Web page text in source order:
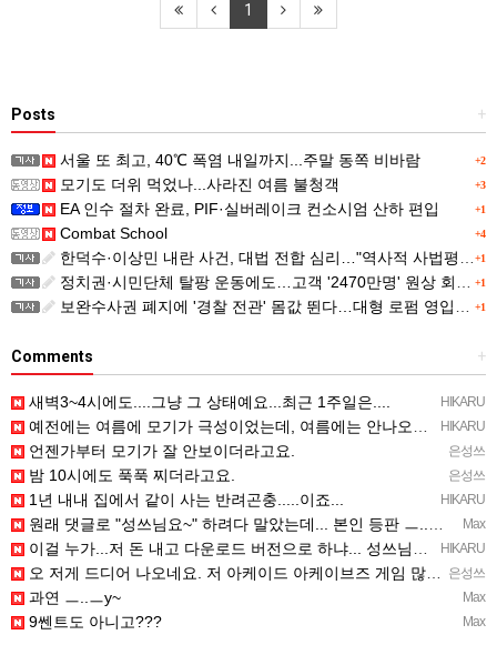
1
+
Posts
+2
서울 또 최고, 40℃ 폭염 내일까지...주말 동쪽 비바람
+3
모기도 더위 먹었나...사라진 여름 불청객
+1
EA 인수 절차 완료, PIF·실버레이크 컨소시엄 산하 편입
+4
Combat School
+1
한덕수·이상민 내란 사건, 대법 전합 심리…"역사적 사법평가"(종합)
+1
정치권·시민단체 탈팡 운동에도…고객 '2470만명' 원상 회복, "고물가에 돌팡"
+1
보완수사권 폐지에 '경찰 전관' 몸값 뛴다…대형 로펌 영입전쟁
+
Comments
HIKARU
새벽3~4시에도....그냥 그 상태예요...최근 1주일은....
HIKARU
예전에는 여름에 모기가 극성이었는데, 여름에는 안나오는 것 같은.....ㅎ ㅎ)
은성쓰
언젠가부터 모기가 잘 안보이더라고요.
은성쓰
밤 10시에도 푹푹 찌더라고요.
HIKARU
1년 내내 집에서 같이 사는 반려곤충.....이죠...
Max
원래 댓글로 "성쓰님요~" 하려다 말았는데... 본인 등판 ㅡ..ㅡy~
HIKARU
이걸 누가...저 돈 내고 다운로드 버전으로 하냐... 성쓰님이 계셨다!!!...
은성쓰
오 저게 드디어 나오네요. 저 아케이드 아케이브즈 게임 많이 샀는데요 ㅎㅎㅎ
Max
과연 ㅡ..ㅡy~
Max
9쎈트도 아니고???